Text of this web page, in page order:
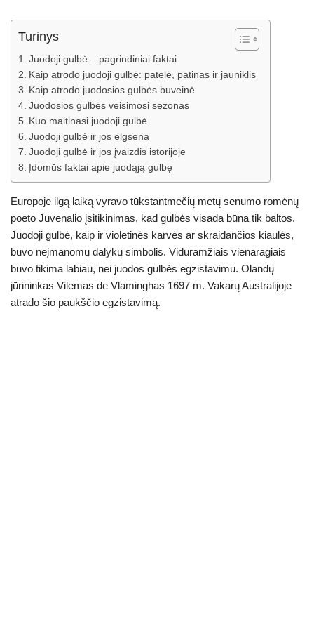
Turinys
Juodoji gulbė – pagrindiniai faktai
Kaip atrodo juodoji gulbė: patelė, patinas ir jauniklis
Kaip atrodo juodosios gulbės buveinė
Juodosios gulbės veisimosi sezonas
Kuo maitinasi juodoji gulbė
Juodoji gulbė ir jos elgsena
Juodoji gulbė ir jos įvaizdis istorijoje
Įdomūs faktai apie juodąją gulbę
Europoje ilgą laiką vyravo tūkstantmečių metų senumo romėnų
poeto Juvenalio įsitikinimas, kad gulbės visada būna tik baltos.
Juodoji gulbė, kaip ir violetinės karvės ar skraidančios kiaulės,
buvo neįmanomų dalykų simbolis. Viduramžiais vienaragiais
buvo tikima labiau, nei juodos gulbės egzistavimu. Olandų
jūrininkas Vilemas de Vlaminghas 1697 m. Vakarų Australijoje
atrado šio paukščio egzistavimą.